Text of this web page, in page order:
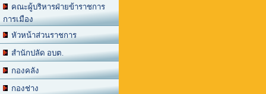
คณะผู้บริหารฝ่ายข้าราชการ
การเมือง
หัวหน้าส่วนราชการ
สำนักปลัด อบต.
กองคลัง
กองช่าง